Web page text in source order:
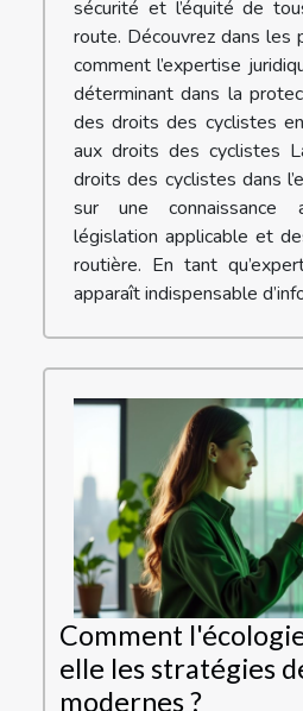
sécurité et l’équité de
route. Découvrez dans les
comment l’expertise
déterminant dans la
des droits des cyclistes
aux droits des cyclistes
droits des cyclistes dans
sur une connaissance
législation applicable et
routière. En tant
apparaît indispensable
Comment
elle les stratégies
modernes ?